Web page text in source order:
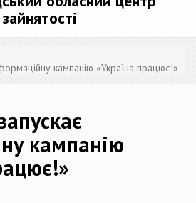
зайнятості
кампанію «Україна працює!»
кампанію